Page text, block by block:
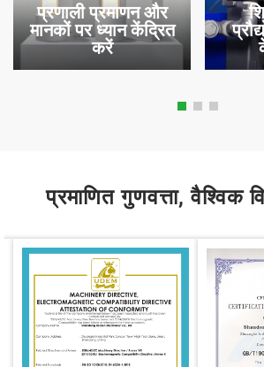
प्रणाली प्रमाणन और
मानकों पर ध्यान केंद्रित
करें
प्रमाणित गुणवत्ता, वैश्विक